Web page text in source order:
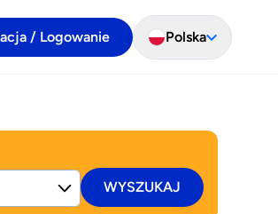
/ Logowanie Polska
WYSZUKAJ